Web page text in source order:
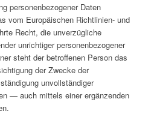
personenbezogener Daten
vom Europäischen Richtlinien- und
Recht, die unverzügliche
unrichtiger personenbezogener
steht der betroffenen Person das
der Zwecke der
unvollständiger
— auch mittels einer ergänzenden